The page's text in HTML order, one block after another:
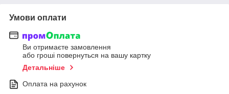
Умови оплати
Ви отримаєте замовлення
або гроші повернуться на вашу картку
Детальніше
Оплата на рахунок